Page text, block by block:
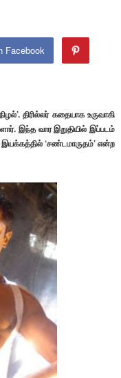
Facebook
திரில்லர் கதையாக உருவாகி
இந்த வார இறுதியில் இப்படம்
‘சண்டமாருதம்’ என்ற